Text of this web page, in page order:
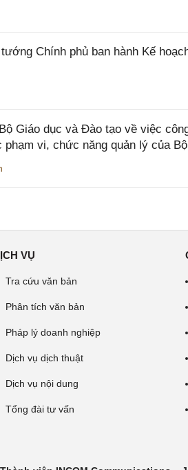
Chính phủ ban hành Kế
Giáo dục và Đào tạo về việc
vi, chức năng quản lý của
VỤ
Tra cứu văn bản
Phân tích văn bản
Pháp lý doanh nghiệp
Dịch vụ dịch thuật
Dịch vụ nội dung
Tổng đài tư vấn